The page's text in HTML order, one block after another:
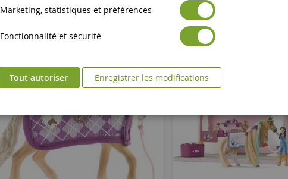
Marketing, statistiques et préférences
Fonctionnalité et sécurité
Tout autoriser Enregistrer les modifications